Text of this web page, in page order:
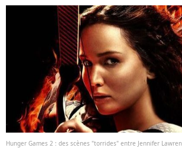
Hunger Games 2 : des scènes "torrides" entre Jennifer